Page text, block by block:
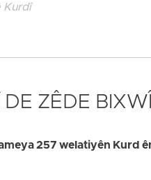
Kurdî
ZÊDE
257 welatiyên Kurd